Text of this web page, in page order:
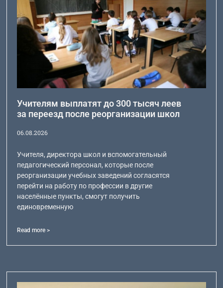
Учителям выплатят до 300 тысяч леев
за переезд после реорганизации школ
06.08.2026
Учителя, директора школ и вспомогательный
педагогический персонал, которые после
реорганизации учебных заведений согласятся
перейти на работу по профессии в другие
населённые пункты, смогут получить
единовременную
Read more >